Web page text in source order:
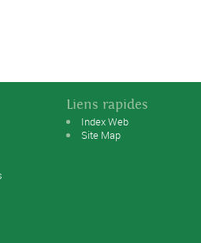
Liens rapides
Index Web
Site Map